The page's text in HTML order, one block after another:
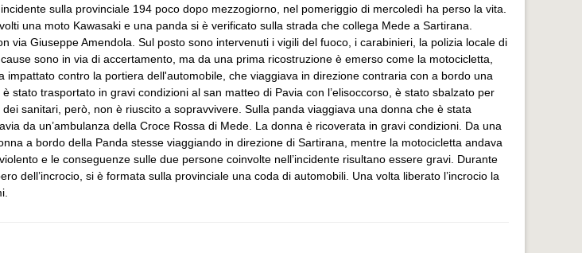
sulla provinciale 194 poco dopo mezzogiorno, nel pomeriggio di mercoledì ha perso la vita.
una moto Kawasaki e una panda si è verificato sulla strada che collega Mede a Sartirana.
via Giuseppe Amendola. Sul posto sono intervenuti i vigili del fuoco, i carabinieri, la polizia locale di
sono in via di accertamento, ma da una prima ricostruzione è emerso come la motocicletta,
impattato contro la portiera dell'automobile, che viaggiava in direzione contraria con a bordo una
stato trasportato in gravi condizioni al san matteo di Pavia con l’elisoccorso, è stato sbalzato per
sanitari, però, non è riuscito a sopravvivere. Sulla panda viaggiava una donna che è stata
da un’ambulanza della Croce Rossa di Mede. La donna è ricoverata in gravi condizioni. Da una
a bordo della Panda stesse viaggiando in direzione di Sartirana, mentre la motocicletta andava
e le conseguenze sulle due persone coinvolte nell’incidente risultano essere gravi. Durante
dell’incrocio, si è formata sulla provinciale una coda di automobili. Una volta liberato l’incrocio la